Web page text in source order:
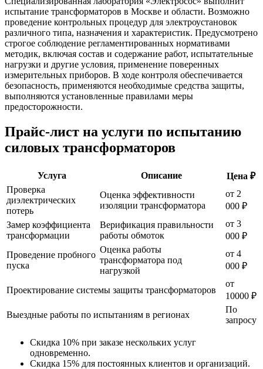
испытание трансформаторов в Москве и области. Возможно
проведение контрольных процедур для электроустановок
различного типа, назначения и характеристик. Предусмотрено
строгое соблюдение регламентированных нормативами
методик, включая состав и содержание работ, испытательные
нагрузки и другие условия, применение поверенных
измерительных приборов. В ходе контроля обеспечивается
безопасность, применяются необходимые средства защиты,
выполняются установленные правилами меры
предосторожности.
Прайс-лист на услуги по испытанию
силовых трансформаторов
Услуга Описание
Цена ₽
Проверка
диэлектрических
потерь
Оценка эффективности
изоляции трансформатора
от 2
000 ₽
Замер коэффициента
трансформации
Верификация правильности
работы обмоток
от 3
000 ₽
Проведение пробного
пуска
Оценка работы
трансформатора под
нагрузкой
от 4
000 ₽
Проектирование системы защиты трансформаторов
от
10000 ₽
Выездные работы по испытаниям в регионах
По
запросу
Скидка 10% при заказе нескольких услуг
одновременно.
Скидка 15% для постоянных клиентов и организаций.